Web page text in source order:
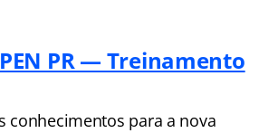
PR — Treinamento
conhecimentos para a nova